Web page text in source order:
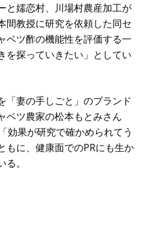
と嬬恋村、川場村農産加工が
間教授に研究を依頼した同セ
ベツ酢の機能性を評価する一
を探っていきたい」としてい
「妻の手しごと」のブランド
ベツ農家の松本もとみさん
効果が研究で確かめられてう
もに、健康面でのPRにも生か
。